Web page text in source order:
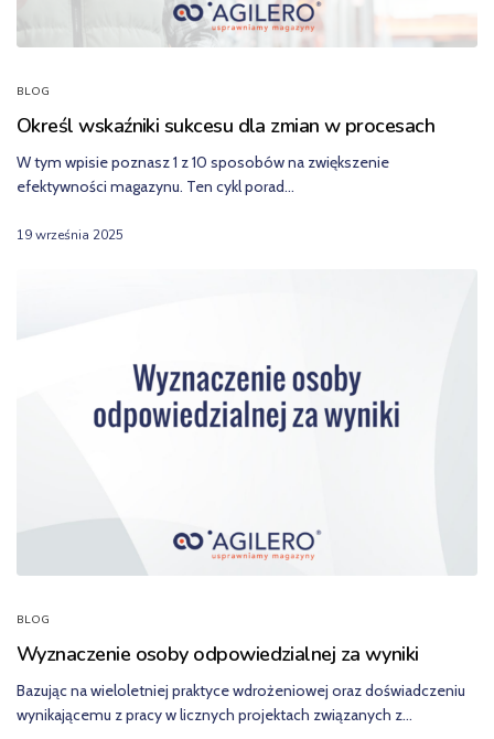
BLOG
Określ wskaźniki sukcesu dla zmian w procesach
W tym wpisie poznasz 1 z 10 sposobów na zwiększenie
efektywności magazynu. Ten cykl porad…
19 września 2025
BLOG
Wyznaczenie osoby odpowiedzialnej za wyniki
Bazując na wieloletniej praktyce wdrożeniowej oraz doświadczeniu
wynikającemu z pracy w licznych projektach związanych z…